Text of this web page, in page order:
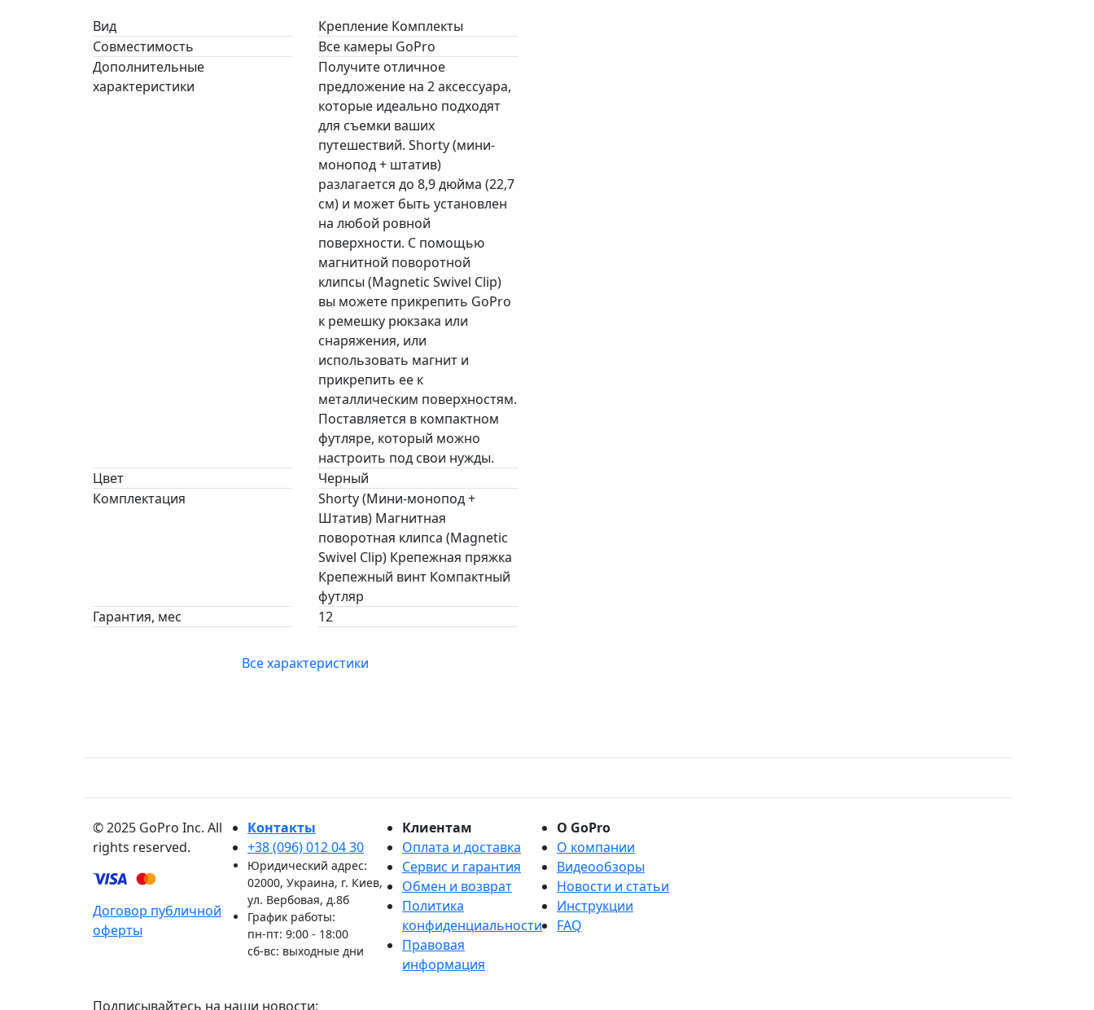
Вид
Крепление Комплекты
Совместимость
Все камеры GoPro
Дополнительные
характеристики
Получите отличное
предложение на 2 аксессуара,
которые идеально подходят
для съемки ваших
путешествий. Shorty (мини-
монопод + штатив)
разлагается до 8,9 дюйма (22,7
см) и может быть установлен
на любой ровной
поверхности. С помощью
магнитной поворотной
клипсы (Magnetic Swivel Clip)
вы можете прикрепить GoPro
к ремешку рюкзака или
снаряжения, или
использовать магнит и
прикрепить ее к
металлическим поверхностям.
Поставляется в компактном
футляре, который можно
настроить под свои нужды.
Цвет
Черный
Комплектация
Shorty (Мини-монопод +
Штатив) Магнитная
поворотная клипса (Magnetic
Swivel Clip) Крепежная пряжка
Крепежный винт Компактный
футляр
Гарантия, мес
12
Все характеристики
© 2025 GoPro Inc. All
rights reserved.
Договор публичной
оферты
Контакты
+38 (096) 012 04 30
Юридический адрес:
02000, Украина, г. Киев,
ул. Вербовая, д.8б
График работы:
пн-пт: 9:00 - 18:00
сб-вс: выходные дни
Клиентам
Оплата и доставка
Сервис и гарантия
Обмен и возврат
Политика
конфиденциальности
Правовая
информация
О GoPro
О компании
Видеообзоры
Новости и статьи
Инструкции
FAQ
Подписывайтесь на наши новости: